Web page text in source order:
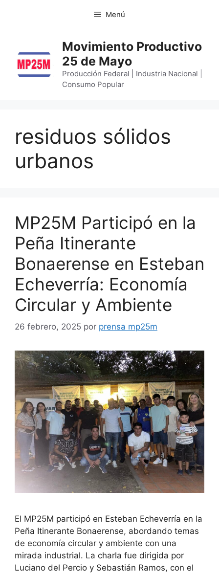
Menú
Movimiento Productivo
25 de Mayo
Producción Federal | Industria Nacional |
Consumo Popular
residuos sólidos
urbanos
MP25M Participó en la
Peña Itinerante
Bonaerense en Esteban
Echeverría: Economía
Circular y Ambiente
26 febrero, 2025 por prensa mp25m
El MP25M participó en Esteban Echeverría en la
Peña Itinerante Bonaerense, abordando temas
de economía circular y ambiente con una
mirada industrial. La charla fue dirigida por
Luciano del Percio y Sebastián Ramos, con el